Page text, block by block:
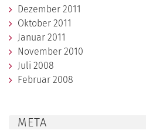
Dezember 2011
Oktober 2011
Januar 2011
November 2010
Juli 2008
Februar 2008
META